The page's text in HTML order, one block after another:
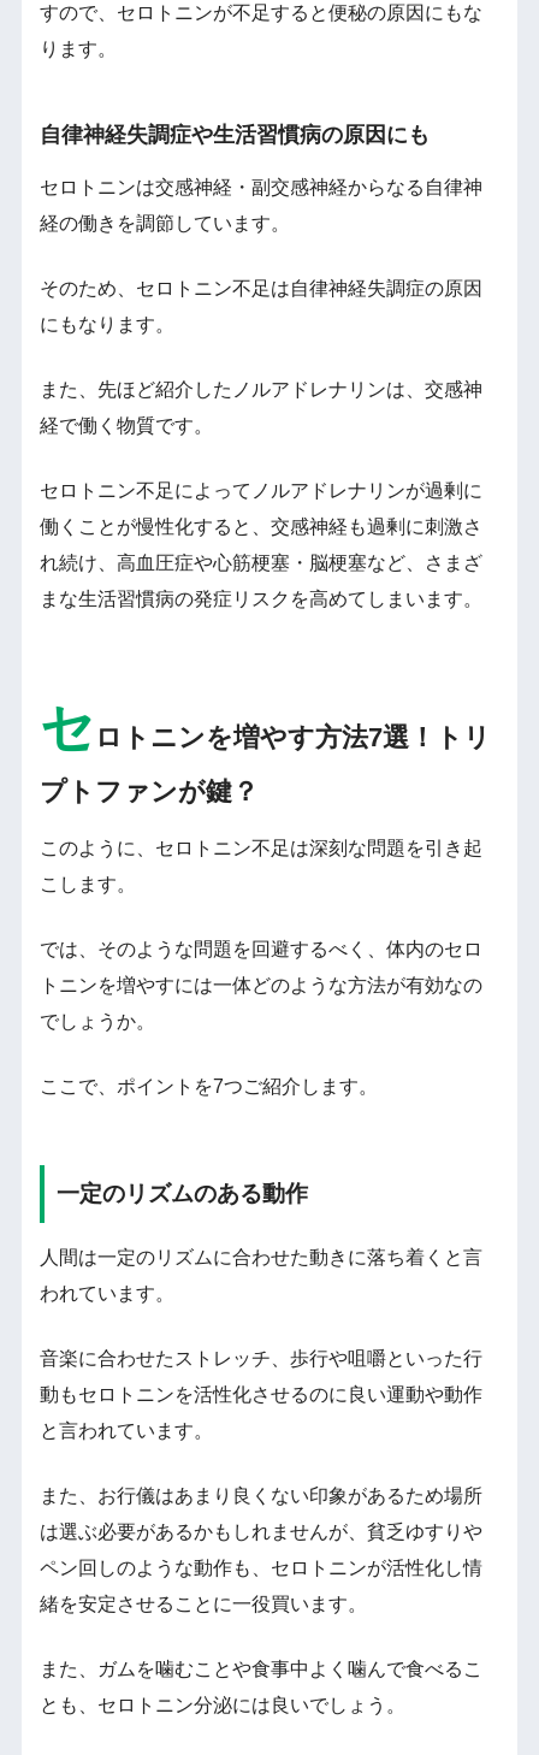
すので、セロトニンが不足すると便秘の原因にもな
ります。
自律神経失調症や生活習慣病の原因にも
セロトニンは交感神経・副交感神経からなる自律神
経の働きを調節しています。
そのため、セロトニン不足は自律神経失調症の原因
にもなります。
また、先ほど紹介したノルアドレナリンは、交感神
経で働く物質です。
セロトニン不足によってノルアドレナリンが過剰に
働くことが慢性化すると、交感神経も過剰に刺激さ
れ続け、高血圧症や心筋梗塞・脳梗塞など、さまざ
まな生活習慣病の発症リスクを高めてしまいます。
セ ロトニンを増やす方法7選！トリ
プトファンが鍵？
このように、セロトニン不足は深刻な問題を引き起
こします。
では、そのような問題を回避するべく、体内のセロ
トニンを増やすには一体どのような方法が有効なの
でしょうか。
ここで、ポイントを7つご紹介します。
一定のリズムのある動作
人間は一定のリズムに合わせた動きに落ち着くと言
われています。
音楽に合わせたストレッチ、歩行や咀嚼といった行
動もセロトニンを活性化させるのに良い運動や動作
と言われています。
また、お行儀はあまり良くない印象があるため場所
は選ぶ必要があるかもしれませんが、貧乏ゆすりや
ペン回しのような動作も、セロトニンが活性化し情
緒を安定させることに一役買います。
また、ガムを噛むことや食事中よく噛んで食べるこ
とも、セロトニン分泌には良いでしょう。